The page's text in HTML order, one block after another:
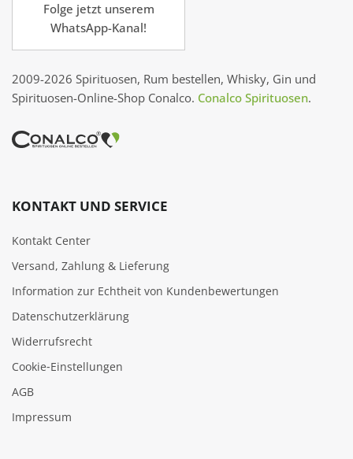
Folge jetzt unserem
WhatsApp-Kanal!
2009-2026 Spirituosen, Rum bestellen, Whisky, Gin und
Spirituosen-Online-Shop Conalco. Conalco Spirituosen.
KONTAKT UND SERVICE
Kontakt Center
Versand, Zahlung & Lieferung
Information zur Echtheit von Kundenbewertungen
Datenschutzerklärung
Widerrufsrecht
Cookie‑Einstellungen
AGB
Impressum